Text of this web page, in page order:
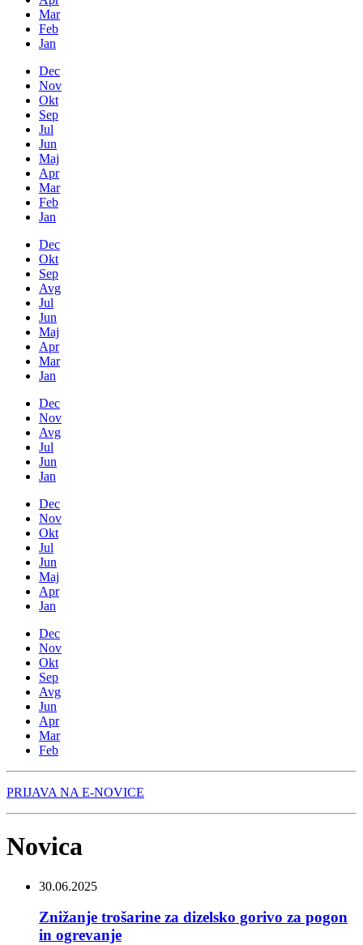
Mar
Feb
Jan
Dec
Nov
Okt
Sep
Jul
Jun
Maj
Apr
Mar
Feb
Jan
Dec
Okt
Sep
Avg
Jul
Jun
Maj
Apr
Mar
Jan
Dec
Nov
Avg
Jul
Jun
Jan
Dec
Nov
Okt
Jul
Jun
Maj
Apr
Jan
Dec
Nov
Okt
Sep
Avg
Jun
Apr
Mar
Feb
PRIJAVA NA E-NOVICE
Novica
30.06.2025
Znižanje trošarine za dizelsko gorivo za pogon
in ogrevanje